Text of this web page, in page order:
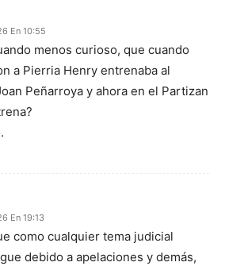
En 10:55
menos curioso, que cuando
a Pierria Henry entrenaba al
Peñarroya y ahora en el Partizan
En 19:13
como cualquier tema judicial
debido a apelaciones y demás,